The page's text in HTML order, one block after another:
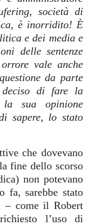
società di
è inorridito! È
e dei media e
delle sentenze
vale anche
da parte
di fare la
la sua opinione
sapere, lo stato
che dovevano
fine dello scorso
non potevano
fa, sarebbe stato
– come il Robert
l’uso di